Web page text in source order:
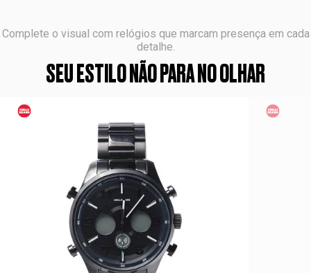
Complete o visual com relógios que marcam presença em cada
detalhe.
SEU ESTILO NÃO PARA NO OLHAR